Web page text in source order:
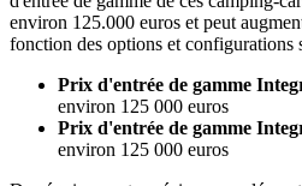
environ 125.000 euros et peut
fonction des options et configurations
Prix d'entrée de gamme
environ 125 000 euros
Prix d'entrée de gamme
environ 125 000 euros